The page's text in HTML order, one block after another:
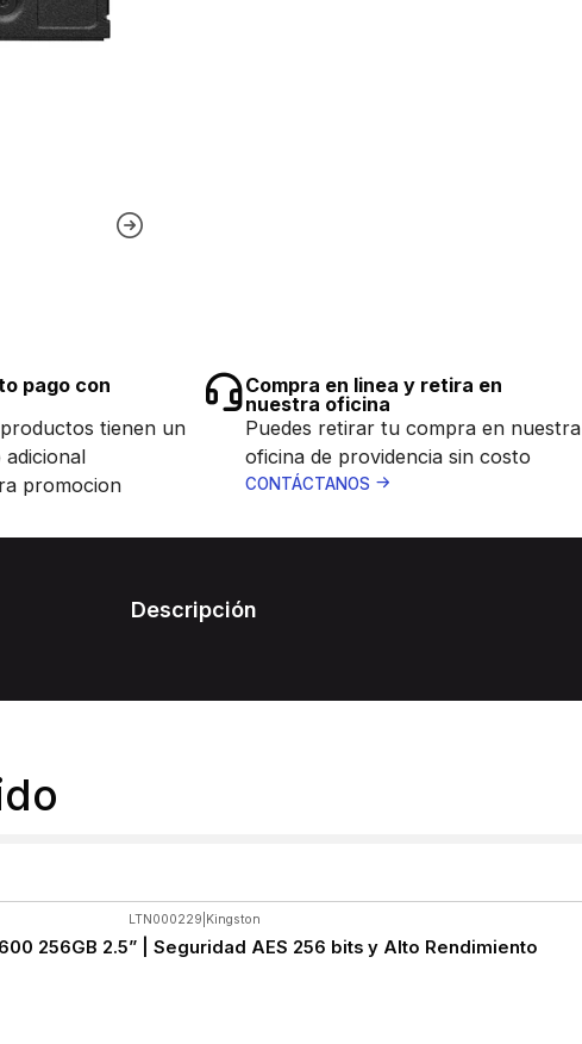
pago con
tienen un
promocion
Compra en linea y retira en
nuestra oficina
Puedes retirar tu compra en nuestra
oficina de providencia sin costo
CONTÁCTANOS
Descripción
LTN000229 Kingston
256GB 2.5” | Seguridad AES 256 bits y Alto Rendimiento